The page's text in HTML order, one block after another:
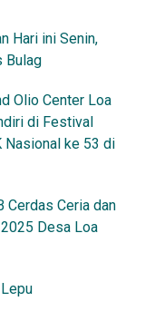
Hari ini Senin,
Bulag
Olio Center Loa
di Festival
Nasional ke 53 di
Cerdas Ceria dan
Desa Loa